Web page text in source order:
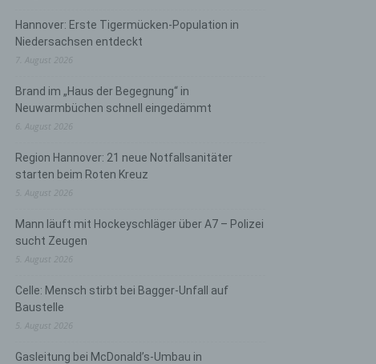
Hannover: Erste Tigermücken-Population in
Niedersachsen entdeckt
7. August 2026
Brand im „Haus der Begegnung“ in
Neuwarmbüchen schnell eingedämmt
6. August 2026
Region Hannover: 21 neue Notfallsanitäter
starten beim Roten Kreuz
5. August 2026
Mann läuft mit Hockeyschläger über A7 – Polizei
sucht Zeugen
5. August 2026
Celle: Mensch stirbt bei Bagger-Unfall auf
Baustelle
5. August 2026
Gasleitung bei McDonald’s-Umbau in